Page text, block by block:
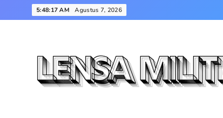
to
5:48:18 AM Agustus 7, 2026